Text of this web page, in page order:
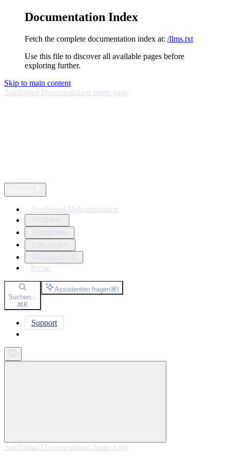
Documentation Index
Fetch the complete documentation index at: /llms.txt
Use this file to discover all available pages before
exploring further.
Skip to main content
AppSignal Documentation home page
AppSignal-Dokumentation
Preise
Suchen...
⌘K
Assistenten fragen⌘I
Support
AppSignal Documentation home page